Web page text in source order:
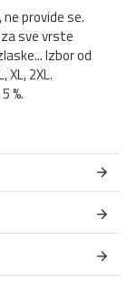
provide se.
sve vrste
Izbor od
XL, 2XL.
%.